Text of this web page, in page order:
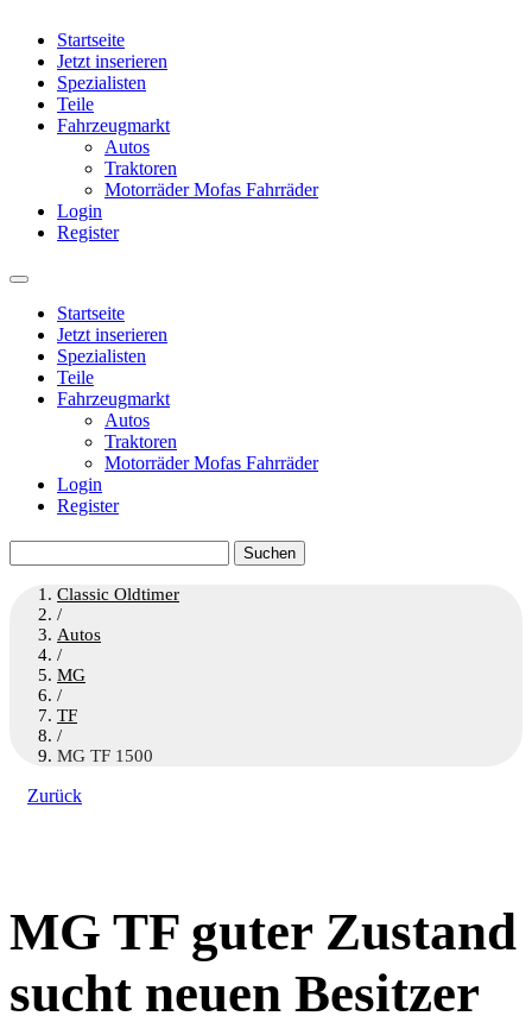
Startseite
Jetzt inserieren
Spezialisten
Teile
Fahrzeugmarkt
Autos
Traktoren
Motorräder Mofas Fahrräder
Login
Register
Startseite
Jetzt inserieren
Spezialisten
Teile
Fahrzeugmarkt
Autos
Traktoren
Motorräder Mofas Fahrräder
Login
Register
nach:
Classic Oldtimer
/
Autos
/
MG
/
TF
/
MG TF 1500
Zurück
MG TF guter Zustand
sucht neuen Besitzer